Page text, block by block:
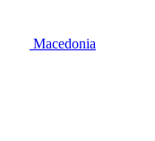
Macedonia